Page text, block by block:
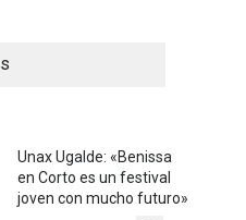
Unax Ugalde: «Benissa
en Corto es un festival
joven con mucho futuro»